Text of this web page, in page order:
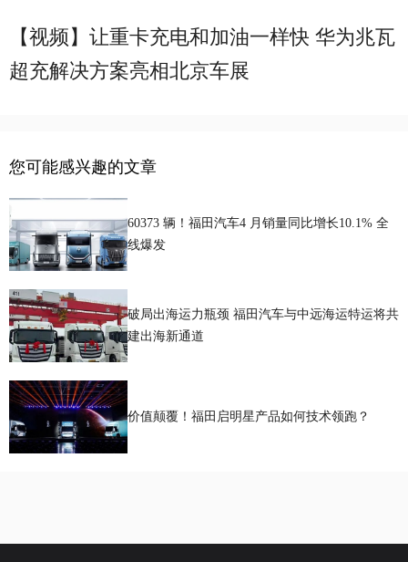
【视频】让重卡充电和加油一样快 华为兆瓦
超充解决方案亮相北京车展
您可能感兴趣的文章
60373 辆！福田汽车4 月销量同比增长10.1% 全
线爆发
破局出海运力瓶颈 福田汽车与中远海运特运将共
建出海新通道
价值颠覆！福田启明星产品如何技术领跑？